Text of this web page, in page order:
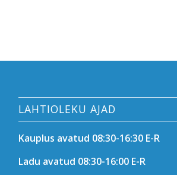
LAHTIOLEKU AJAD
Kauplus avatud 08:30-16:30 E-R
Ladu avatud 08:30-16:00 E-R